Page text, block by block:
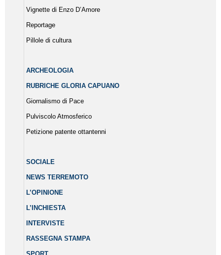
Vignette di Enzo D’Amore
Reportage
Pillole di cultura
ARCHEOLOGIA
RUBRICHE GLORIA CAPUANO
Giornalismo di Pace
Pulviscolo Atmosferico
Petizione patente ottantenni
SOCIALE
NEWS TERREMOTO
L’OPINIONE
L’INCHIESTA
INTERVISTE
RASSEGNA STAMPA